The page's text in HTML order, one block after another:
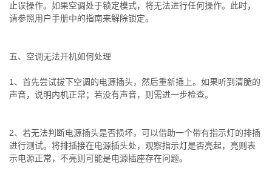
止误操作。如果空调处于锁定模式，将无法进行任何操作。此时，
请参照用户手册中的指南来解除锁定。
五、空调无法开机如何处理
1、首先尝试拔下空调的电源插头，然后重新插上。如果听到清脆的
声音，说明内机正常；若没有声音，则需进一步检查。
2、若无法判断电源插头是否损坏，可以借助一个带有指示灯的排插
进行测试。将排插接在电源插头处，观察指示灯是否亮起，亮则表
示电源正常，不亮则可能是电源插座存在问题。